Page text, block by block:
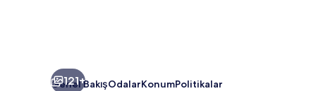
121+
Genel BakışOdalarKonumPolitikalar